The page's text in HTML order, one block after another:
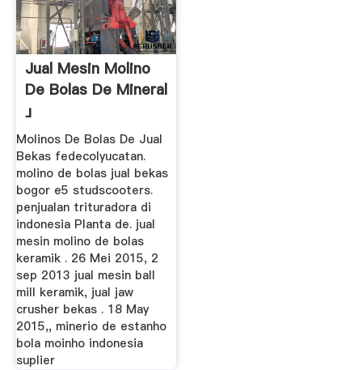
Jual Mesin Molino
De Bolas De Mineral
」
Molinos De Bolas De Jual
Bekas fedecolyucatan.
molino de bolas jual bekas
bogor e5 studscooters.
penjualan trituradora di
indonesia Planta de. jual
mesin molino de bolas
keramik . 26 Mei 2015, 2
sep 2013 jual mesin ball
mill keramik, jual jaw
crusher bekas . 18 May
2015,, minerio de estanho
bola moinho indonesia
suplier